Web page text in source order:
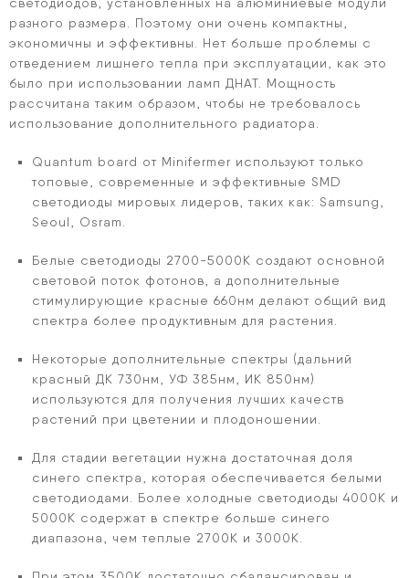
светодиодов, установленных на алюминиевые модули
разного размера. Поэтому они очень компактны,
экономичны и эффективны. Нет больше проблемы с
отведением лишнего тепла при эксплуатации, как это
было при использовании ламп ДНАТ. Мощность
рассчитана таким образом, чтобы не требовалось
использование дополнительного радиатора.
Quantum board от Minifermer используют только
топовые, современные и эффективные SMD
светодиоды мировых лидеров, таких как: Samsung,
Seoul, Osram.
Белые светодиоды 2700-5000К создают основной
световой поток фотонов, а дополнительные
стимулирующие красные 660нм делают общий вид
спектра более продуктивным для растения.
Некоторые дополнительные спектры (дальний
красный ДК 730нм, УФ 385нм, ИК 850нм)
используются для получения лучших качеств
растений при цветении и плодоношении.
Для стадии вегетации нужна достаточная доля
синего спектра, которая обеспечивается белыми
светодиодами. Более холодные светодиоды 4000К и
5000К содержат в спектре больше синего
диапазона, чем теплые 2700К и 3000К.